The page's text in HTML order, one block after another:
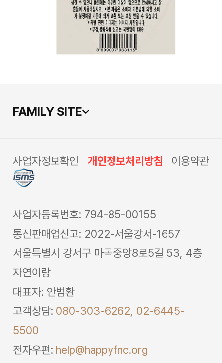
FAMILY SITE
사업자정보확인 개인정보처리방침 이용약관
사업자등록번호: 794-85-00155
통신판매업신고: 2022-서울강서-1657
서울특별시 강서구 마곡중앙8로5길 53, 4층
자연이랑
대표자: 안범환
고객상담: 080-303-6262, 02-6445-
5500
전자우편: help@happyfnc.org